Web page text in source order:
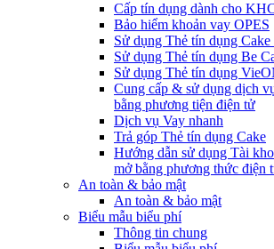
Cấp tín dụng dành cho
Bảo hiểm khoản vay OPES
Sử dụng Thẻ tín dụng Cake
Sử dụng Thẻ tín dụng Be
Sử dụng Thẻ tín dụng
Cung cấp & sử dụng dịch
bằng phương tiện điện tử
Dịch vụ Vay nhanh
Trả góp Thẻ tín dụng Cake
Hướng dẫn sử dụng Tài
mở bằng phương thức điện
An toàn & bảo mật
An toàn & bảo mật
Biểu mẫu biểu phí
Thông tin chung